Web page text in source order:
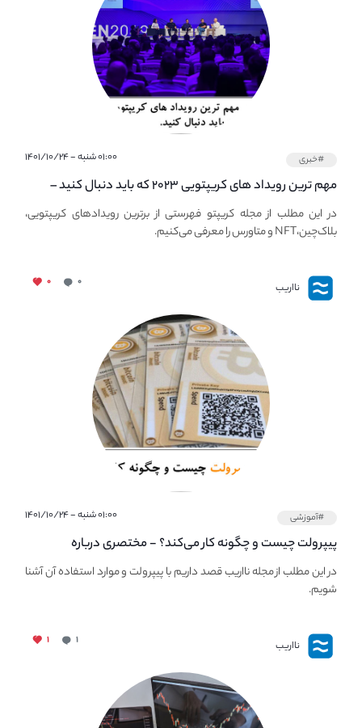
#خبری ۰۱:۰۰ شنبه - ۱۴۰۱/۱۰/۲۴
مهم ترین رویداد های کریپتویی ۲۰۲۳ که باید دنبال کنید –
معرفی بهترین رویداد های جهانی
در این مطلب از مجله کریپتو فهرستی از برترین رویدادهای کریپتویی،
بلاک‌چین،NFT و متاورس را معرفی می‌کنیم.
نااریب ۰ ۰
#آموزشی ۰۱:۰۰ شنبه - ۱۴۰۱/۱۰/۲۴
پیپر‌ولت چیست و چگونه کار می‌کند؟ - مختصری درباره
PaperWallet
در این مطلب از مجله نااریب قصد داریم با پیپر‌ولت و موارد استفاده آن آشنا
شویم.
نااریب ۱ ۱